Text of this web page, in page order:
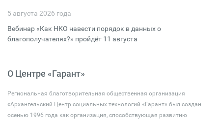
5 августа 2026 года
Вебинар «Как НКО навести порядок в данных о
благополучателях?» пройдёт 11 августа
О Центре «Гарант»
Региональная благотворительная общественная организация
«Архангельский Центр социальных технологий «Гарант» был создан
осенью 1996 года как организация, способствующая развитию